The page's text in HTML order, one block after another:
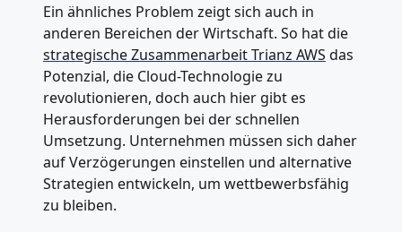
Ein ähnliches Problem zeigt sich auch in
anderen Bereichen der Wirtschaft. So hat die
strategische Zusammenarbeit Trianz AWS das
Potenzial, die Cloud-Technologie zu
revolutionieren, doch auch hier gibt es
Herausforderungen bei der schnellen
Umsetzung. Unternehmen müssen sich daher
auf Verzögerungen einstellen und alternative
Strategien entwickeln, um wettbewerbsfähig
zu bleiben.